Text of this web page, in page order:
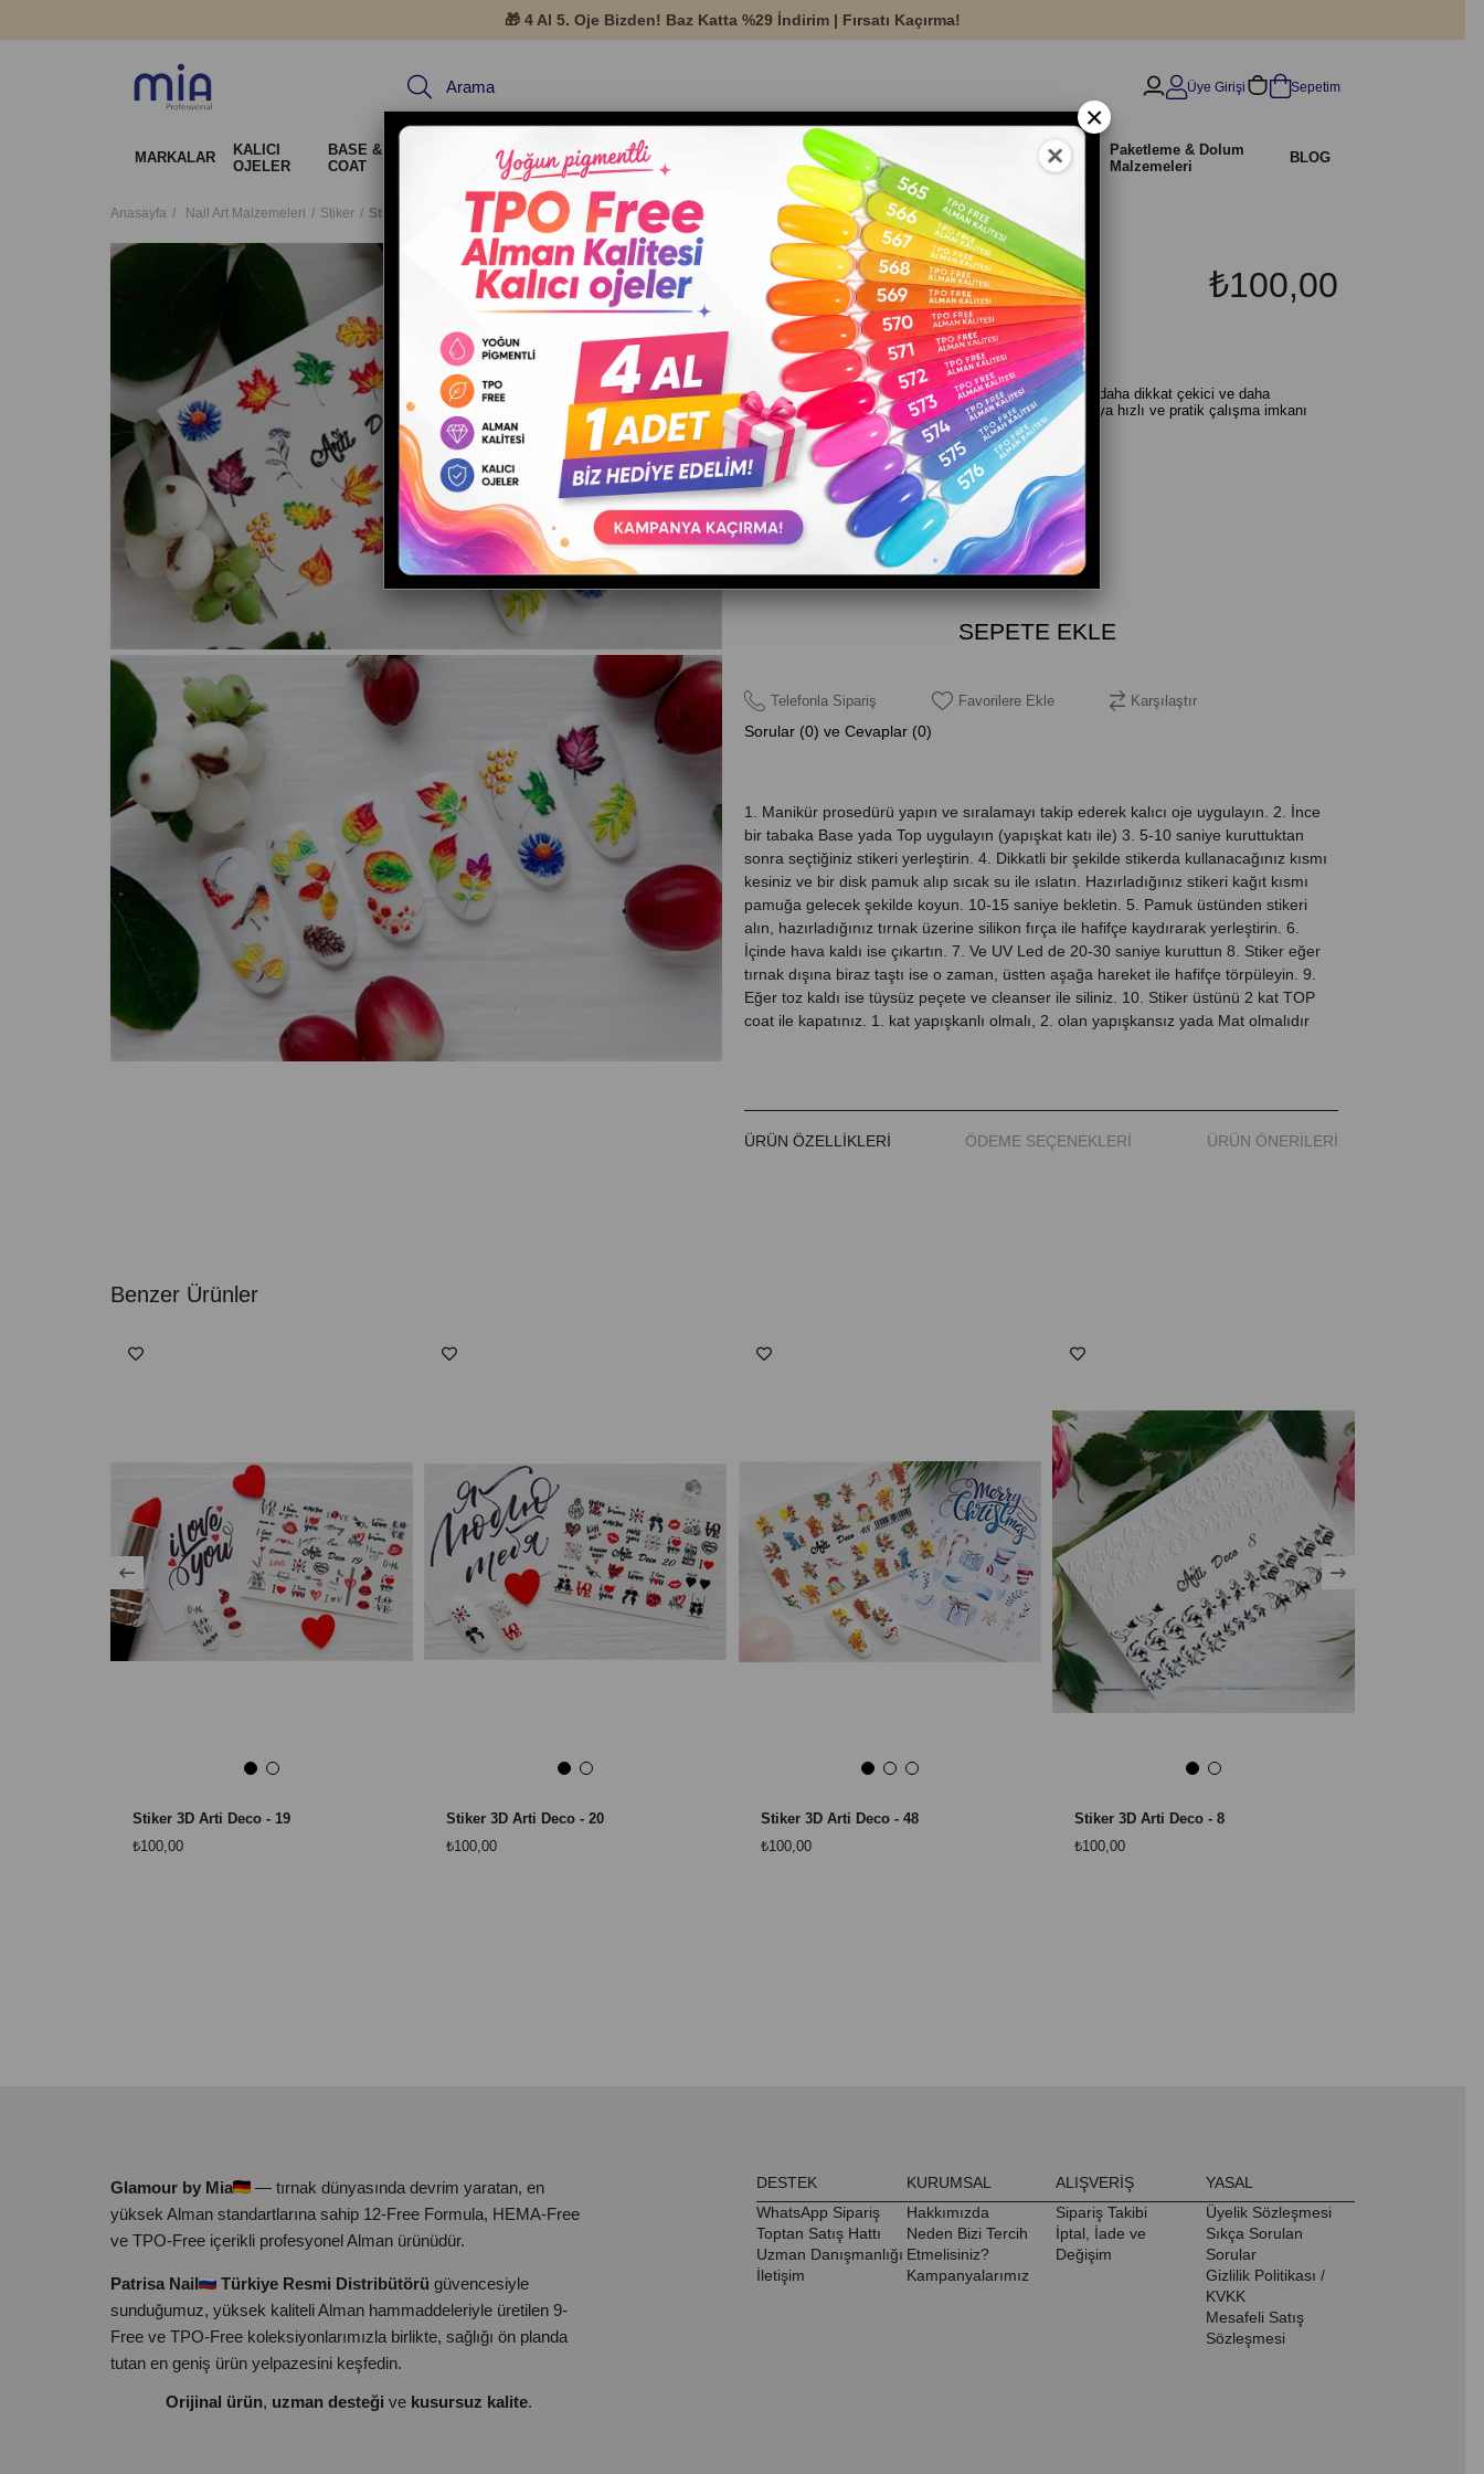
Üye Girişi Sepetim
MARKALAR
KALICI
OJELER
BASE & TOP
COAT
Jel Sistemleri ve Protez
Tırnak Ürünleri
Malzemeleri
Tırnak Ekipman ve
Aksesuarları
İndirimli
Ürünler
Paketleme & Dolum
Malzemeleri
BLOG
Anasayfa Nail Art Malzemeleri Stiker Stiker 3D Arti Deco - 46
Stiker 3D Arti
Deco - 46
₺100,00
Barkod : 2000054320015
Nail art sticker kullanımı, tırnak tasarımlarını daha şık, daha dikkat çekici ve daha
profesyonel gösterir. Uygulaması kolay olduğu için ustaya hızlı ve pratik çalışma imkanı
sağlar, manikürü kısa sürede daha güzel hale getirir.
RENK
Telefonla Sipariş Favorilere Ekle Karşılaştır
Sorular (0) ve Cevaplar (0)
1. Manikür prosedürü yapın ve sıralamayı takip ederek kalıcı oje uygulayın. 2. İnce
bir tabaka Base yada Top uygulayın (yapışkat katı ile) 3. 5-10 saniye kuruttuktan
sonra seçtiğiniz stikeri yerleştirin. 4. Dikkatli bir şekilde stikerda kullanacağınız kısmı
kesiniz ve bir disk pamuk alıp sıcak su ile ıslatın. Hazırladığınız stikeri kağıt kısmı
pamuğa gelecek şekilde koyun. 10-15 saniye bekletin. 5. Pamuk üstünden stikeri
alın, hazırladığınız tırnak üzerine silikon fırça ile hafifçe kaydırarak yerleştirin. 6.
İçinde hava kaldı ise çıkartın. 7. Ve UV Led de 20-30 saniye kuruttun 8. Stiker eğer
tırnak dışına biraz taştı ise o zaman, üstten aşağa hareket ile hafifçe törpüleyin. 9.
Eğer toz kaldı ise tüysüz peçete ve cleanser ile siliniz. 10. Stiker üstünü 2 kat TOP
coat ile kapatınız. 1. kat yapışkanlı olmalı, 2. olan yapışkansız yada Mat olmalıdır
ÜRÜN ÖZELLIKLERI ÖDEME SEÇENEKLERI ÜRÜN ÖNERILERI
Benzer Ürünler
Stiker 3D Arti Deco - 19
₺100,00
Stiker 3D Arti Deco - 20
₺100,00
Stiker 3D Arti Deco - 48
₺100,00
Stiker 3D Arti Deco - 8
₺100,00
Glamour by Mia
— tırnak dünyasında devrim yaratan, en
yüksek Alman standartlarına sahip 12-Free Formula, HEMA-Free
ve TPO-Free içerikli profesyonel Alman ürünüdür.
Patrisa Nail Türkiye Resmi Distribütörü güvencesiyle
sunduğumuz, yüksek kaliteli Alman hammaddeleriyle üretilen 9-
Free ve TPO-Free koleksiyonlarımızla birlikte, sağlığı ön planda
tutan en geniş ürün yelpazesini keşfedin.
Orijinal ürün, uzman desteği ve kusursuz kalite.
DESTEK
WhatsApp Sipariş
Toptan Satış Hattı
Uzman Danışmanlığı
İletişim
KURUMSAL
Hakkımızda
Neden Bizi Tercih
Etmelisiniz?
Kampanyalarımız
ALIŞVERİŞ
Sipariş Takibi
İptal, İade ve
Değişim
YASAL
Üyelik Sözleşmesi
Sıkça Sorulan
Sorular
Gizlilik Politikası /
KVKK
Mesafeli Satış
Sözleşmesi
×